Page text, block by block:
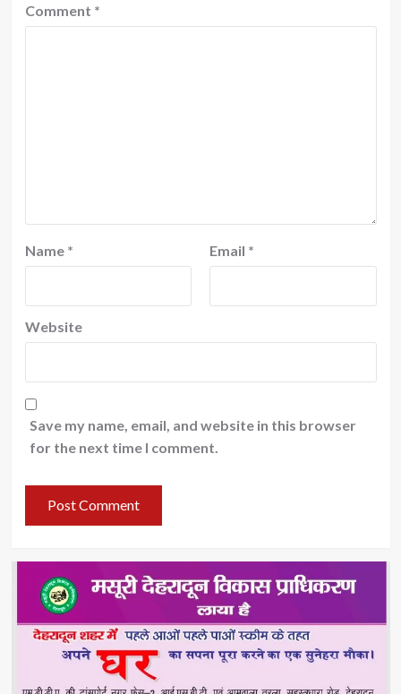
Comment *
Name * Email *
Website
Save my name, email, and website in this browser
for the next time I comment.